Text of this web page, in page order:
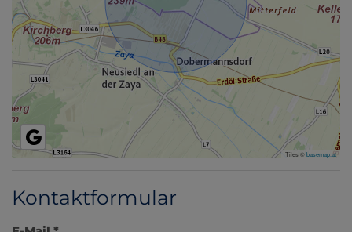
Tiles ©basemap.at
Kontaktformular